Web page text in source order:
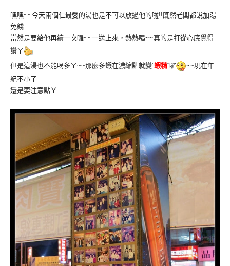
嘿嘿~~今天兩個仁最愛的湯也是不可以放過他的啦!!既然老闆都說加湯
免錢
當然是要給他再續一次囉~~一送上來，熱熱喝~~真的是打從心底覺得
讚ㄚ
但是這湯也不能喝多ㄚ~~那麼多蝦在濃縮點就變”蝦精“囉
~~現在年
紀不小了
還是要注意點ㄚ